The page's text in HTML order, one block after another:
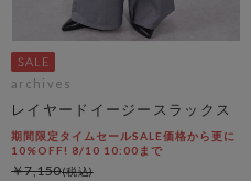
archives
レイヤードイージースラックス
期間限定タイムセールSALE価格から更に
10%OFF! 8/10 10:00まで
￥7,150